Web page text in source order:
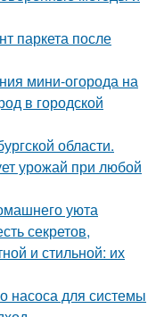
паркета после
мини-огорода на
в городской
области.
урожай при любой
уюта
секретов,
и стильной: их
насоса для системы